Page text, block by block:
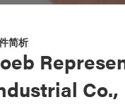
简析
Co.,